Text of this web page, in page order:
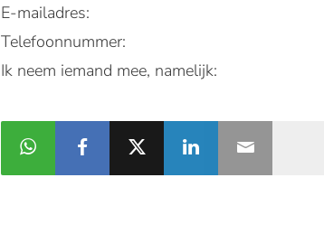
E-mailadres:
Telefoonnummer:
Ik neem iemand mee, namelijk: